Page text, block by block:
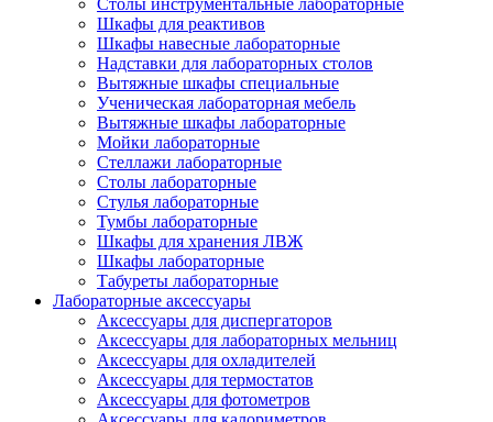
Столы инструментальные лабораторные
Шкафы для реактивов
Шкафы навесные лабораторные
Надставки для лабораторных столов
Вытяжные шкафы специальные
Ученическая лабораторная мебель
Вытяжные шкафы лабораторные
Мойки лабораторные
Стеллажи лабораторные
Столы лабораторные
Стулья лабораторные
Тумбы лабораторные
Шкафы для хранения ЛВЖ
Шкафы лабораторные
Табуреты лабораторные
Лабораторные аксессуары
Аксессуары для диспергаторов
Аксессуары для лабораторных мельниц
Аксессуары для охладителей
Аксессуары для термостатов
Аксессуары для фотометров